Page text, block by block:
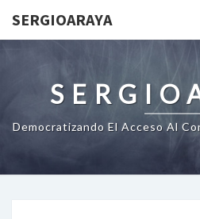
SERGIOARAYA
Democratizando El Acceso Al